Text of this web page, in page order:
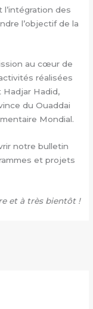
des
l’objectif de la
au cœur de
réalisées
Hadid,
du Ouaddai
Mondial.
notre bulletin
et projets
et à très bientôt !